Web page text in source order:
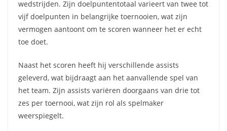
wedstrijden. Zijn doelpuntentotaal varieert van twee tot
vijf doelpunten in belangrijke toernooien, wat zijn
vermogen aantoont om te scoren wanneer het er echt
toe doet.
Naast het scoren heeft hij verschillende assists
geleverd, wat bijdraagt aan het aanvallende spel van
het team. Zijn assists variëren doorgaans van drie tot
zes per toernooi, wat zijn rol als spelmaker
weerspiegelt.